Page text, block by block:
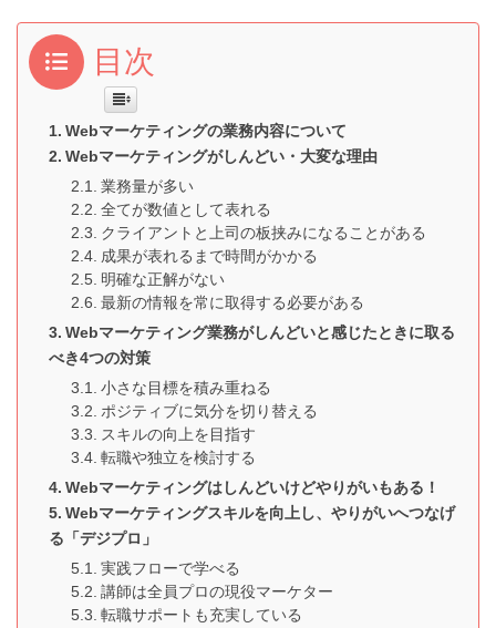
目次
Webマーケティングの業務内容について
Webマーケティングがしんどい・大変な理由
業務量が多い
全てが数値として表れる
クライアントと上司の板挟みになることがある
成果が表れるまで時間がかかる
明確な正解がない
最新の情報を常に取得する必要がある
Webマーケティング業務がしんどいと感じたときに取る
べき4つの対策
小さな目標を積み重ねる
ポジティブに気分を切り替える
スキルの向上を目指す
転職や独立を検討する
Webマーケティングはしんどいけどやりがいもある！
Webマーケティングスキルを向上し、やりがいへつなげ
る「デジプロ」
実践フローで学べる
講師は全員プロの現役マーケター
転職サポートも充実している